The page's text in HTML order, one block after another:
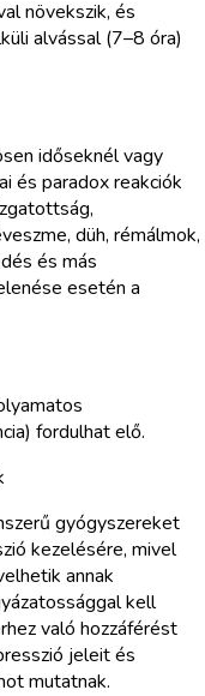
növekszik, és
alvással (7–8 óra)
időseknél vagy
és paradox reakciók
düh, rémálmok,
és más
esetén a
fordulhat elő.
gyógyszereket
kezelésére, mivel
annak
kell
való hozzáférést
jeleit és
mutatnak.